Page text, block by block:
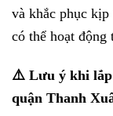
và khắc phục
có thể hoạt
⚠️ Lưu ý khi lắp
quận Thanh